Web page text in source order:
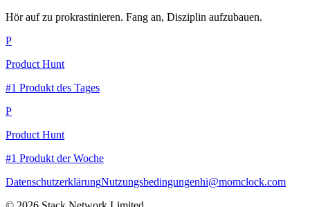
Hör auf zu prokrastinieren. Fang an, Disziplin aufzubauen.
P
Product Hunt
#1 Produkt des Tages
P
Product Hunt
#1 Produkt der Woche
DatenschutzerklärungNutzungsbedingungenhi@momclock.com